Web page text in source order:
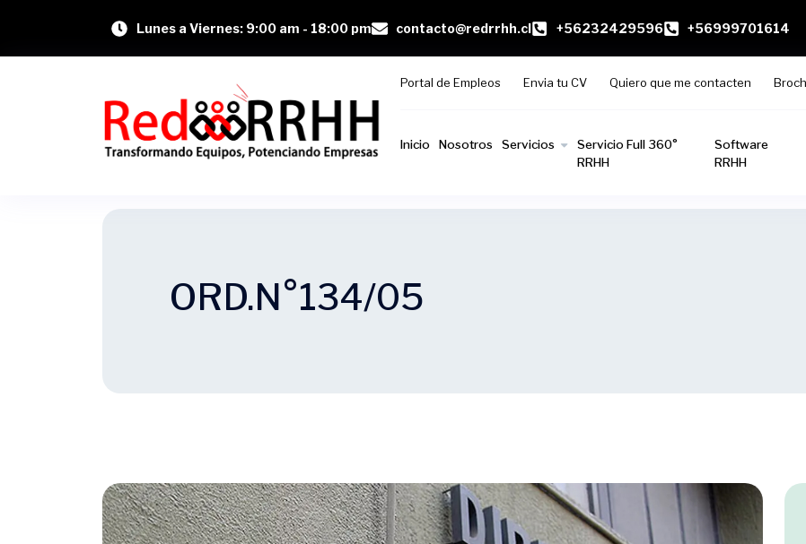
Lunes a Viernes: 9:00 am - 18:00 pm contacto@redrrhh.cl +56232429596 +56999701614
Portal de Empleos Envia tu CV Quiero que me contacten
Inicio Nosotros Servicios
Servicio Full 360°
RRHH
Software
RRHH
ORD.N°134/05